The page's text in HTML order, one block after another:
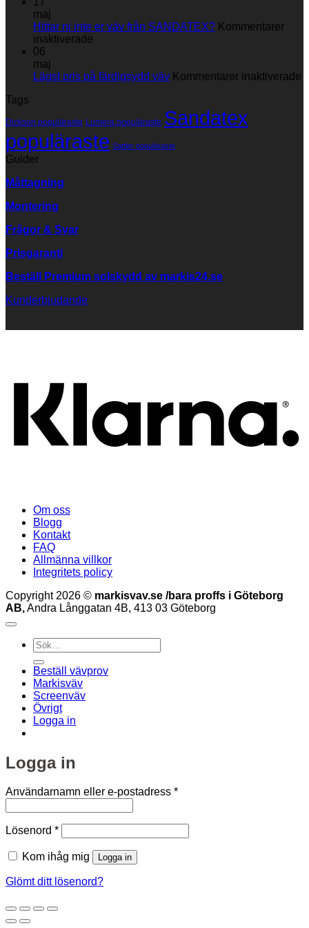
markisväv
maj
Hittar ni inte er väv från SANDATEX? Kommentarer
inaktiverade
inte
SANDATEX?
06
maj
Lägst pris på färdigsydd väv Kommentarer inaktiverade
Tags
Dickson populäraste Lumera populäraste Sandatex
populäraste Sattler populäraste
Guider
Måttagning
Montering
Frågor & Svar
Prisgaranti
Beställ Premium solskydd av markis24.se
Kunderbjudande
Om oss
Blogg
Kontakt
FAQ
Allmänna villkor
Integritets policy
Copyright 2026 © markisvav.se /bara proffs i Göteborg
AB,Andra Långgatan 4B, 413 03 Göteborg
Sök
efter:
Beställ vävprov
Markisväv
Screenväv
Övrigt
Logga in
Logga in
Användarnamn eller e-postadress *Obligatoriskt
Lösenord *Obligatoriskt
Kom ihåg mig Logga in
Glömt ditt lösenord?